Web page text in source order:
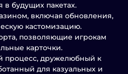
в будущих пакетах.
включая обновления,
кастомизацию.
позволяющие игрокам
карточки.
процесс, дружелюбный к
для казуальных и